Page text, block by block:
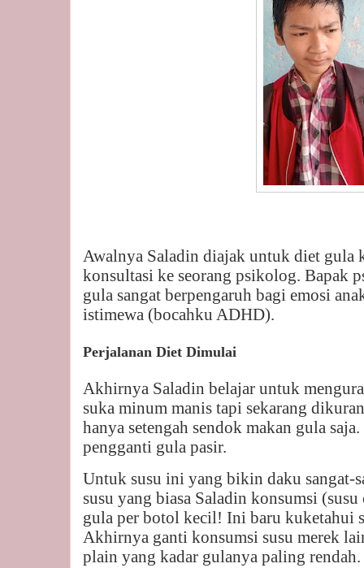
Awalnya Saladin diajak untuk diet gula
konsultasi ke seorang psikolog. Bapak
gula sangat berpengaruh bagi emosi
istimewa (bocahku ADHD).
Perjalanan Diet Dimulai
Akhirnya Saladin belajar untuk
suka minum manis tapi sekarang
hanya setengah sendok makan gula
pengganti gula pasir.
Untuk susu ini yang bikin daku sangat-
susu yang biasa Saladin konsumsi
gula per botol kecil! Ini baru kuketahui
Akhirnya ganti konsumsi susu merek
plain yang kadar gulanya paling rendah.